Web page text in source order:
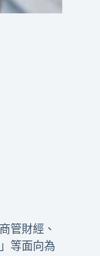
管財經、
等面向為